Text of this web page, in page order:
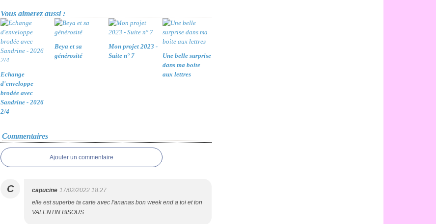
Vous aimerez aussi :
Echange
d'enveloppe
brodée avec
Sandrine - 2026
2/4
Beya et sa
générosité
Mon projet 2023 -
Suite n° 7
Une belle surprise
dans ma boite
aux lettres
Commentaires
Ajouter un commentaire
C capucine 17/02/2022 18:27
elle est superbe ta carte avec l'ananas bon week end a toi et ton
VALENTIN BISOUS